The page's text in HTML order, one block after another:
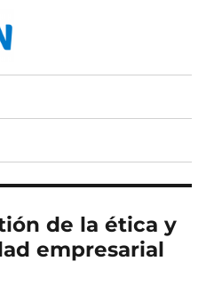
de la ética y
empresarial